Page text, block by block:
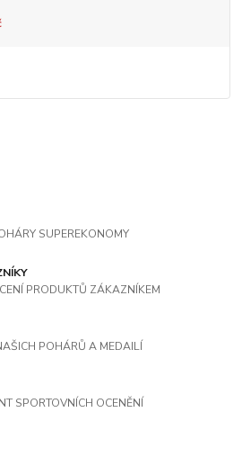
SUPEREKONOMY
PRODUKTŮ ZÁKAZNÍKEM
POHÁRŮ A MEDAILÍ
SPORTOVNÍCH OCENĚNÍ